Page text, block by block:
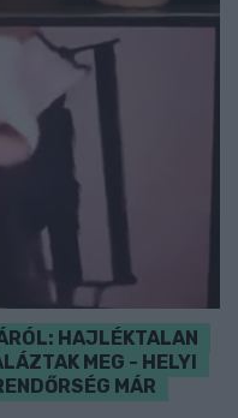
HAJLÉKTALAN
MEG - HELYI
MÁR